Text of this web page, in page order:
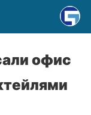
офис